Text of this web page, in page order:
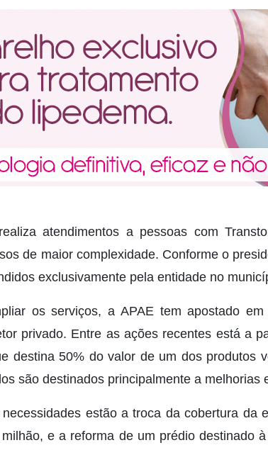
atendimentos a pessoas com
de maior complexidade. Conforme o
exclusivamente pela entidade no
os serviços, a APAE tem apostado
privado. Entre as ações recentes está a
destina 50% do valor de um dos produtos
são destinados principalmente a melhorias
estão a troca da cobertura da
e a reforma de um prédio destinado